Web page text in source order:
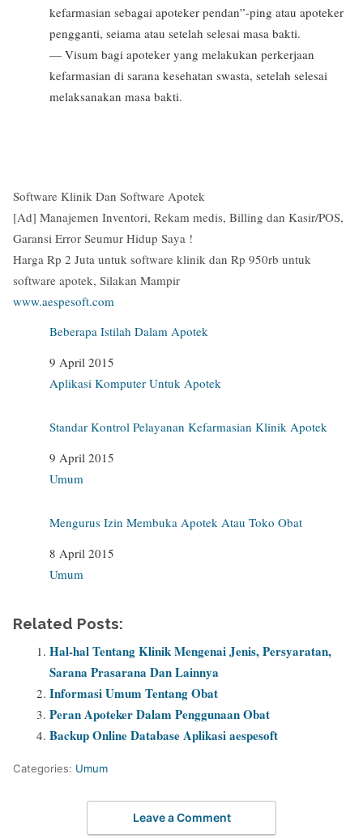
kefarmasian sebagai apoteker pendan”-ping atau apoteker
pengganti, seiama atau setelah selesai masa bakti.
— Visum bagi apoteker yang melakukan perkerjaan
kefarmasian di sarana kesehatan swasta, setelah selesai
melaksanakan masa bakti.
Software Klinik Dan Software Apotek
[Ad] Manajemen Inventori, Rekam medis, Billing dan Kasir/POS,
Garansi Error Seumur Hidup Saya !
Harga Rp 2 Juta untuk software klinik dan Rp 950rb untuk
software apotek, Silakan Mampir
www.aespesoft.com
Beberapa Istilah Dalam Apotek
Date
9 April 2015
In relation to
Aplikasi Komputer Untuk Apotek
Standar Kontrol Pelayanan Kefarmasian Klinik Apotek
Date
9 April 2015
In relation to
Umum
Mengurus Izin Membuka Apotek Atau Toko Obat
Date
8 April 2015
In relation to
Umum
Related Posts:
Hal-hal Tentang Klinik Mengenai Jenis, Persyaratan,
Sarana Prasarana Dan Lainnya
Informasi Umum Tentang Obat
Peran Apoteker Dalam Penggunaan Obat
Backup Online Database Aplikasi aespesoft
Categories: Umum
Leave a Comment